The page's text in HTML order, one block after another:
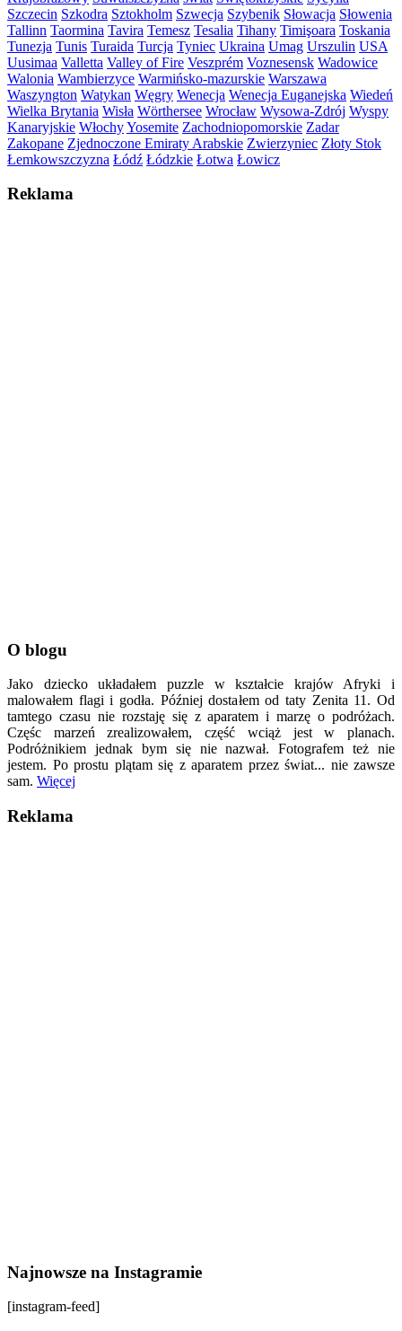
Szczecin Szkodra Sztokholm Szwecja Szybenik Słowacja Słowenia
Tallinn Taormina Tavira Temesz Tesalia Tihany Timişoara Toskania
Tunezja Tunis Turaida Turcja Tyniec Ukraina Umag Urszulin USA
Uusimaa Valletta Valley of Fire Veszprém Voznesensk Wadowice
Walonia Wambierzyce Warmińsko-mazurskie Warszawa
Waszyngton Watykan Węgry Wenecja Wenecja Euganejska Wiedeń
Wielka Brytania Wisła Wörthersee Wrocław Wysowa-Zdrój Wyspy
Kanaryjskie WłochyYosemite Zachodniopomorskie Zadar
Zakopane Zjednoczone Emiraty Arabskie Zwierzyniec Złoty Stok
Łemkowszczyzna Łódź Łódzkie Łotwa Łowicz
Reklama
O blogu
Jako dziecko układałem puzzle w kształcie krajów Afryki i
malowałem flagi i godła. Później dostałem od taty Zenita 11. Od
tamtego czasu nie rozstaję się z aparatem i marzę o podróżach.
Częśc marzeń zrealizowałem, część wciąż jest w planach.
Podróżnikiem jednak bym się nie nazwał. Fotografem też nie
jestem. Po prostu plątam się z aparatem przez świat... nie zawsze
sam. Więcej
Reklama
Najnowsze na Instagramie
[instagram-feed]